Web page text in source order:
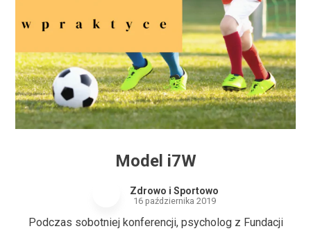
Model i7W
Zdrowo i Sportowo
16 października 2019
Podczas sobotniej konferencji, psycholog z Fundacji